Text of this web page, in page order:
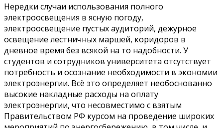
Нередки случаи использования полного
электроосвещения в ясную погоду,
электроосвещение пустых аудиторий, дежурное
освещение лестничных маршей, коридоров в
дневное время без всякой на то надобности. У
студентов и сотрудников университета отсутствует
потребность и осознание необходимости в экономии
электроэнергии. Всё это определяет необоснованно
высокие накладные расходы на оплату
электроэнергии, что несовместимо с взятым
Правительством РФ курсом на проведение широких